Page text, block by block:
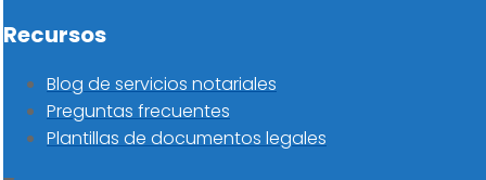
Recursos
Blog de servicios notariales
Preguntas frecuentes
Plantillas de documentos legales